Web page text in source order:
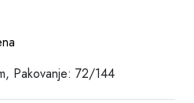
Pakovanje: 72/144